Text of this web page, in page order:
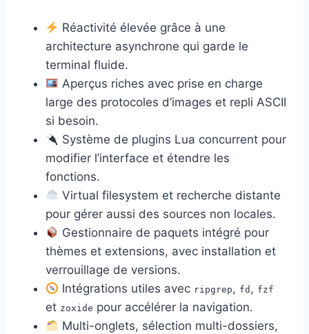
Réactivité élevée grâce à une
architecture asynchrone qui garde le
terminal fluide.
Aperçus riches avec prise en charge
large des protocoles d’images et repli ASCII
si besoin.
Système de plugins Lua concurrent pour
modifier l’interface et étendre les
fonctions.
Virtual filesystem et recherche distante
pour gérer aussi des sources non locales.
Gestionnaire de paquets intégré pour
thèmes et extensions, avec installation et
verrouillage de versions.
Intégrations utiles avec ripgrep, fd , fzf
et zoxide pour accélérer la navigation.
Multi-onglets, sélection multi-dossiers,